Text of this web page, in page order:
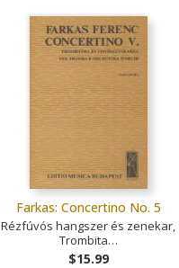
Farkas: Concertino No. 5
Rézfúvós hangszer és zenekar,
Trombita…
$15.99